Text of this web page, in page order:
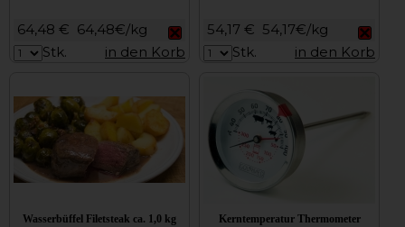
64,48 € 64,48€/kg
Stk.
in den Korb
54,17 € 54,17€/kg
Stk.
in den Korb
Wasserbüffel Filetsteak ca. 1,0 kg Kerntemperatur Thermometer